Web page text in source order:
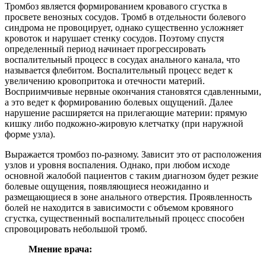
Тромбоз является формированием кровавого сгустка в
просвете венозных сосудов. Тромб в отдельности болевого
синдрома не провоцирует, однако существенно усложняет
кровоток и нарушает стенку сосудов. Поэтому спустя
определенный период начинает прогрессировать
воспалительный процесс в сосудах анального канала, что
называется флебитом. Воспалительный процесс ведет к
увеличению кровопритока и отечности материй.
Восприимчивые нервные окончания становятся сдавленными,
а это ведет к формированию болевых ощущений. Далее
нарушение расширяется на прилегающие материи: прямую
кишку либо подкожно-жировую клетчатку (при наружной
форме узла).
Выражается тромбоз по-разному. Зависит это от расположения
узлов и уровня воспаления. Однако, при любом исходе
основной жалобой пациентов с таким диагнозом будет резкие
болевые ощущения, появляющиеся неожиданно и
размещающиеся в зоне анального отверстия. Проявленность
болей не находится в зависимости с объемом кровяного
сгустка, существенный воспалительный процесс способен
спровоцировать небольшой тромб.
Мнение врача: